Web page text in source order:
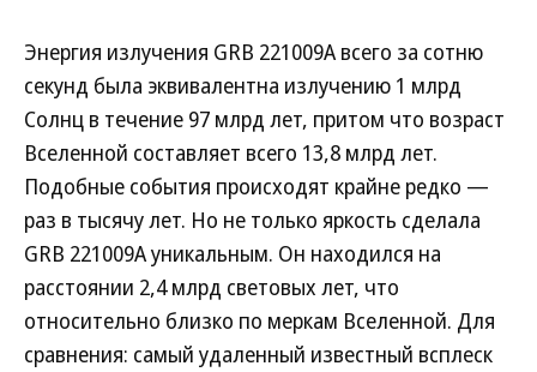
Энергия излучения GRB 221009A всего за сотню
секунд была эквивалентна излучению 1 млрд
Солнц в течение 97 млрд лет, притом что возраст
Вселенной составляет всего 13,8 млрд лет.
Подобные события происходят крайне редко —
раз в тысячу лет. Но не только яркость сделала
GRB 221009A уникальным. Он находился на
расстоянии 2,4 млрд световых лет, что
относительно близко по меркам Вселенной. Для
сравнения: самый удаленный известный всплеск